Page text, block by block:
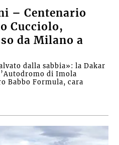
– Centenario
Cucciolo,
da Milano a
dalla sabbia»: la Dakar
di Imola
Babbo Formula, cara